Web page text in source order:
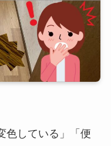
色している」「便